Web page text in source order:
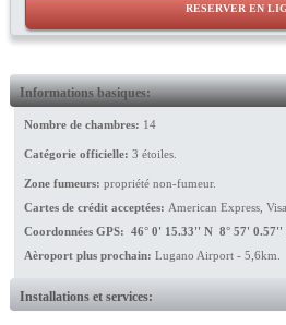
RESERVER EN
Informations basiques:
Nombre de chambres: 14
Catégorie officielle: 3 étoiles.
Zone fumeurs: propriété non-fumeur.
Cartes de crédit acceptées: American Express,
Coordonnées GPS: 46° 0' 15.33'' N 8° 57' 0.57''
Aèroport plus prochain: Lugano Airport - 5,6km.
Installations et services: